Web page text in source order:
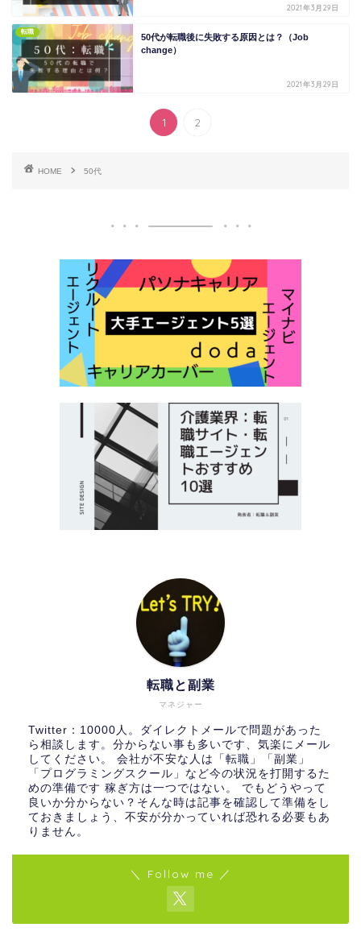
2021年3月29日
転職
50代が転職後に失敗する原因とは？（Job
change）
2021年3月29日
1 2
HOME 50代
マネジャー
転職と副業
Twitter：10000人。ダイレクトメールで問題があった
ら相談します。分からない事も多いです、気楽にメール
してください。 会社が不安な人は「転職」「副業」
「プログラミングスクール」など今の状況を打開するた
めの準備です 稼ぎ方は一つではない。 でもどうやって
良いか分からない？そんな時は記事を確認して準備をし
ておきましょう、不安が分かっていれば恐れる必要もあ
りません。
＼ Follow me ／